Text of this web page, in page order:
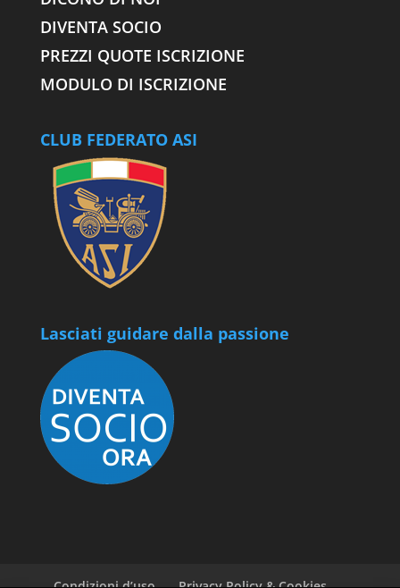
DIVENTA SOCIO
PREZZI QUOTE ISCRIZIONE
MODULO DI ISCRIZIONE
CLUB FEDERATO ASI
Lasciati guidare dalla passione